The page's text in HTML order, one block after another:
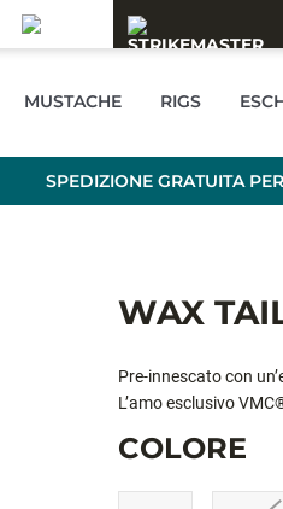
MUSTACHE RIGS
SPEDIZIONE GRATUITA
WAX
Pre-innescato con
L’amo esclusivo
COLORE